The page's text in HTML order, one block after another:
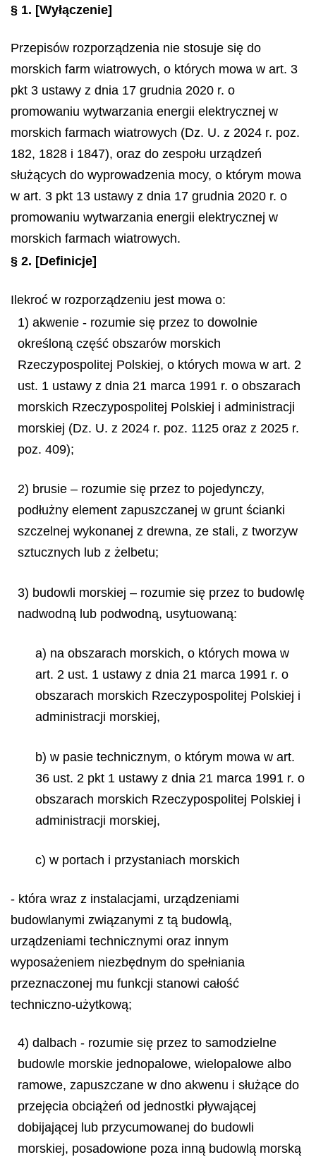
§ 1. [Wyłączenie]
Przepisów rozporządzenia nie stosuje się do
morskich farm wiatrowych, o których mowa w art. 3
pkt 3 ustawy z dnia 17 grudnia 2020 r. o
promowaniu wytwarzania energii elektrycznej w
morskich farmach wiatrowych (Dz. U. z 2024 r. poz.
182, 1828 i 1847), oraz do zespołu urządzeń
służących do wyprowadzenia mocy, o którym mowa
w art. 3 pkt 13 ustawy z dnia 17 grudnia 2020 r. o
promowaniu wytwarzania energii elektrycznej w
morskich farmach wiatrowych.
§ 2. [Definicje]
Ilekroć w rozporządzeniu jest mowa o:
1) akwenie - rozumie się przez to dowolnie
określoną część obszarów morskich
Rzeczypospolitej Polskiej, o których mowa w art. 2
ust. 1 ustawy z dnia 21 marca 1991 r. o obszarach
morskich Rzeczypospolitej Polskiej i administracji
morskiej (Dz. U. z 2024 r. poz. 1125 oraz z 2025 r.
poz. 409);
2) brusie – rozumie się przez to pojedynczy,
podłużny element zapuszczanej w grunt ścianki
szczelnej wykonanej z drewna, ze stali, z tworzyw
sztucznych lub z żelbetu;
3) budowli morskiej – rozumie się przez to budowlę
nadwodną lub podwodną, usytuowaną:
a) na obszarach morskich, o których mowa w
art. 2 ust. 1 ustawy z dnia 21 marca 1991 r. o
obszarach morskich Rzeczypospolitej Polskiej i
administracji morskiej,
b) w pasie technicznym, o którym mowa w art.
36 ust. 2 pkt 1 ustawy z dnia 21 marca 1991 r. o
obszarach morskich Rzeczypospolitej Polskiej i
administracji morskiej,
c) w portach i przystaniach morskich
- która wraz z instalacjami, urządzeniami
budowlanymi związanymi z tą budowlą,
urządzeniami technicznymi oraz innym
wyposażeniem niezbędnym do spełniania
przeznaczonej mu funkcji stanowi całość
techniczno-użytkową;
4) dalbach - rozumie się przez to samodzielne
budowle morskie jednopalowe, wielopalowe albo
ramowe, zapuszczane w dno akwenu i służące do
przejęcia obciążeń od jednostki pływającej
dobijającej lub przycumowanej do budowli
morskiej, posadowione poza inną budowlą morską